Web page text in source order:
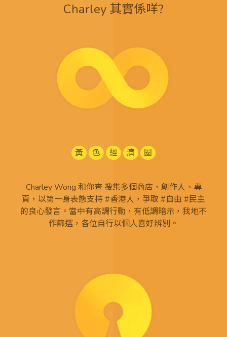
Charley 其實係咩?
黃 色 經 濟 圈
Charley Wong 和你查 搜集多個商店、創作人、專
頁，以第一身表態支持 #香港人，爭取 #自由 #民主
的良心發言。當中有高調行動，有低調暗示，我地不
作篩選，各位自行以個人喜好辨別。